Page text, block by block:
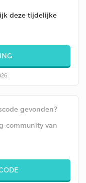
deze tijdelijke
gevonden?
community van